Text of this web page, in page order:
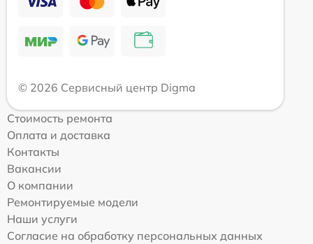
© 2026 Сервисный центр Digma
Стоимость ремонта
Оплата и доставка
Контакты
Вакансии
О компании
Ремонтируемые модели
Наши услуги
Согласие на обработку персональных данных